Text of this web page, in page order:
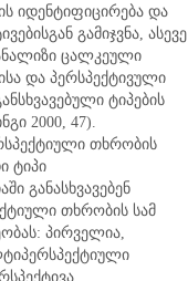
იდენტიფიცირება და
გამიჯვნა, ასევე
ცალკეული
და პერსპექტივული
ტიპების
2000, 47).
თხრობის
ტიპი
განასხვავებენ
თხრობის სამ
პირველია,